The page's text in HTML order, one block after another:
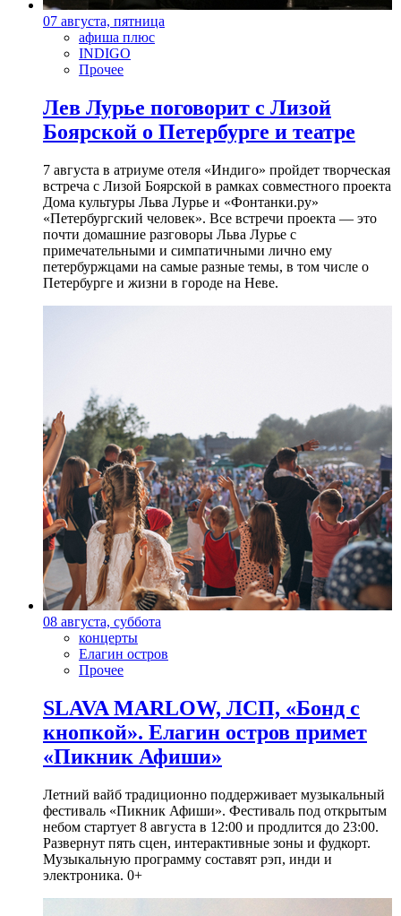
07 августа, пятница
афиша плюс
INDIGO
Прочее
Лев Лурье поговорит с Лизой
Боярской о Петербурге и театре
7 августа в атриуме отеля «Индиго» пройдет творческая
встреча с Лизой Боярской в рамках совместного проекта
Дома культуры Льва Лурье и «Фонтанки.ру»
«Петербургский человек». Все встречи проекта — это
почти домашние разговоры Льва Лурье с
примечательными и симпатичными лично ему
петербуржцами на самые разные темы, в том числе о
Петербурге и жизни в городе на Неве.
08 августа, суббота
концерты
Елагин остров
Прочее
SLAVA MARLOW, ЛСП, «Бонд с
кнопкой». Елагин остров примет
«Пикник Афиши»
Летний вайб традиционно поддерживает музыкальный
фестиваль «Пикник Афиши». Фестиваль под открытым
небом стартует 8 августа в 12:00 и продлится до 23:00.
Развернут пять сцен, интерактивные зоны и фудкорт.
Музыкальную программу составят рэп, инди и
электроника. 0+